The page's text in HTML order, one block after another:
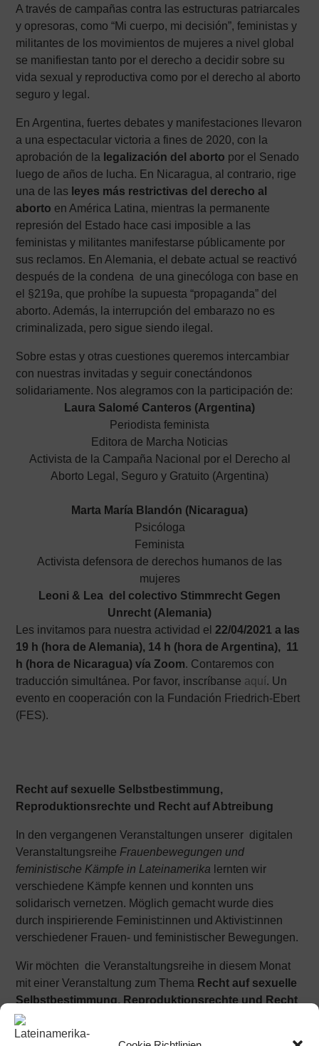
A través de campañas contra las estructuras patriarcales
y opresoras, como “Mi cuerpo, mi decisión”, feministas y
militantes de los movimientos de mujeres a nivel global
se manifiestan tanto por el derecho a decidir sobre su
vida sexual y reproductiva como por el derecho al aborto
seguro y legal.
En Argentina, fuertes debates y manifestaciones llevaron
a una espectacular victoria a fines de 2020, con la
aprobación de la legalización del aborto por el Senado
luego de años de lucha. En Nicaragua, al contrario, rige
una de las leyes más restrictivas del derecho al
aborto en América Latina, mientras la permanente
represión del Estado hace casi imposible a las
feministas y militantes manifestarse públicamente por
sus reclamos. En Alemania, el debate actual se reactivó
después de la condena de una ginecóloga con base en
el §219a, que prohíbe la supuesta “propaganda” del
aborto. Además, la interrupción del embarazo no es
criminalizada, pero sigue siendo ilegal.
Sobre estas y otras cuestiones queremos intercambiar
con nuestras invitadas y seguir conectándonos
solidariamente. Nos alegramos con la participación de:
Laura Salomé Canteros (Argentina)
Periodista feminista
Editora de Marcha Noticias
Activista de la Campaña Nacional por el Derecho al
Aborto Legal, Seguro y Gratuito (Argentina)
Marta María Blandón (Nicaragua)
Psicóloga
Feminista
Activista defensora de derechos humanos de las
mujeres
Leoni & Lea del colectivo Stimmrecht Gegen
Unrecht (Alemania)
Les invitamos para nuestra actividad el 22/04/2021 a las
19 h (hora de Alemania), 14 h (hora de Argentina), 11
h (hora de Nicaragua) vía Zoom. Contaremos con
traducción simultánea. Por favor, inscríbanse aquí. Un
evento en cooperación con la Fundación Friedrich-Ebert
(FES).
Recht auf sexuelle Selbstbestimmung,
Reproduktionsrechte und Recht auf Abtreibung
In den vergangenen Veranstaltungen unserer digitalen
Veranstaltungsreihe Frauenbewegungen und
feministische Kämpfe in Lateinamerika lernten wir
verschiedene Kämpfe kennen und konnten uns
solidarisch vernetzen. Möglich gemacht wurde dies
durch inspirierende Feminist:innen und Aktivist:innen
verschiedener Frauen- und feministischer Bewegungen.
Wir möchten die Veranstaltungsreihe in diesem Monat
mit einer Veranstaltung zum Thema Recht auf sexuelle
Selbstbestimmung, Reproduktionsrechte und Recht
auf Abtreibung